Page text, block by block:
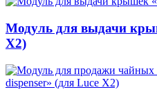
Модуль для выдачи
X2)